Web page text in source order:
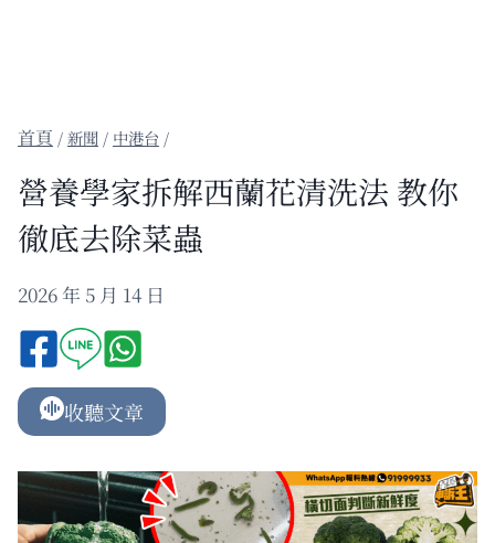
/新聞 / 中港台 /
營養學家拆解西蘭花清洗法 教你
徹底去除菜蟲
2026 年 5 月 14 日
收聽文章